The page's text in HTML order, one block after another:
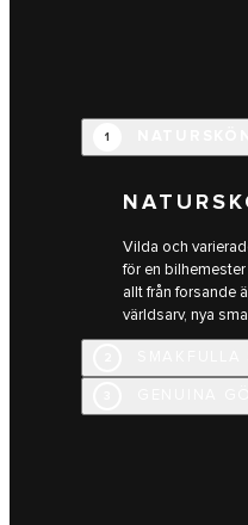
1
Vilda och
för en
allt från forsande
världsarv, nya